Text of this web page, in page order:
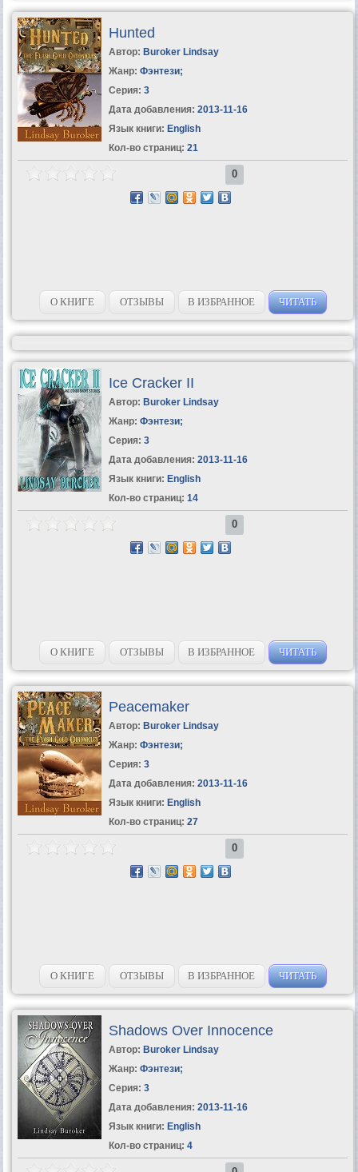
Hunted
Автор: Buroker Lindsay
Жанр: Фэнтези;
Серия: 3
Дата добавления: 2013-11-16
Язык книги: English
Кол-во страниц: 21
0
О КНИГЕ ОТЗЫВЫ В ИЗБРАННОЕ ЧИТАТЬ
Ice Cracker II
Автор: Buroker Lindsay
Жанр: Фэнтези;
Серия: 3
Дата добавления: 2013-11-16
Язык книги: English
Кол-во страниц: 14
0
О КНИГЕ ОТЗЫВЫ В ИЗБРАННОЕ ЧИТАТЬ
Peacemaker
Автор: Buroker Lindsay
Жанр: Фэнтези;
Серия: 3
Дата добавления: 2013-11-16
Язык книги: English
Кол-во страниц: 27
0
О КНИГЕ ОТЗЫВЫ В ИЗБРАННОЕ ЧИТАТЬ
Shadows Over Innocence
Автор: Buroker Lindsay
Жанр: Фэнтези;
Серия: 3
Дата добавления: 2013-11-16
Язык книги: English
Кол-во страниц: 4